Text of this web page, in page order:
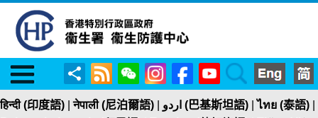
Menu
分
享
RSS WeChatInstagramFacebookYouTubeSearch
हिन्दी (印度語) |नेपाली (尼泊爾語) اردو (巴基斯坦語) |ไทย (泰語)